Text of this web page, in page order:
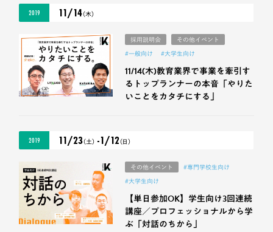
2019 11/14（木）
採用説明会 その他イベント
#一般向け #大学生向け
11/14(木)教育業界で事業を牽引す
るトップランナーの本音「やりた
いことをカタチにする」
2019 11/23（土） -1/12（日）
その他イベント #専門学校生向け
#大学生向け
【単日参加OK】学生向け3回連続
講座／プロフェッショナルから学
ぶ「対話のちから」